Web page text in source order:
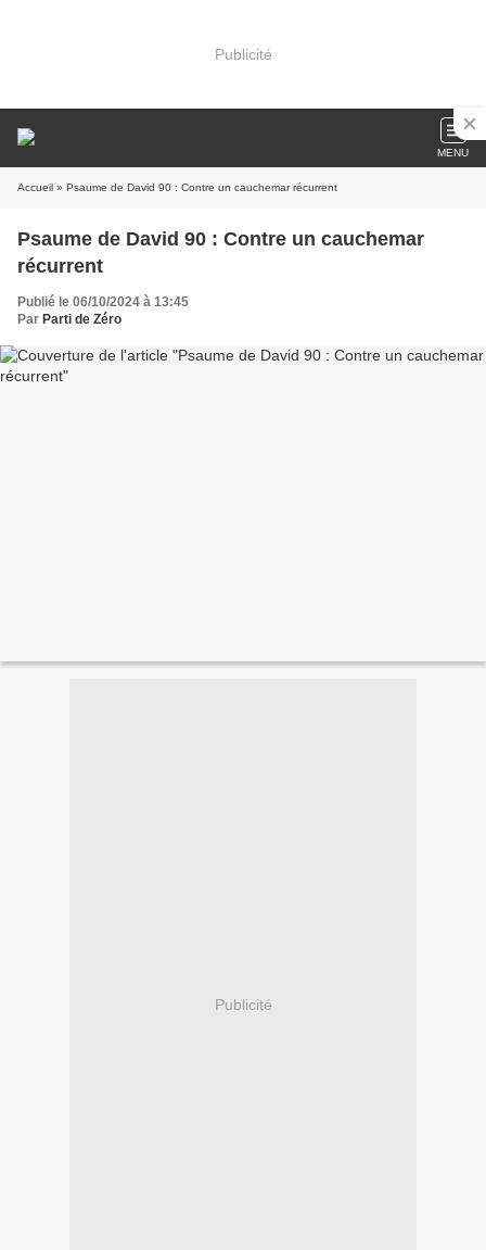
Publicité
MENU
Accueil » Psaume de David 90 : Contre un cauchemar récurrent
Psaume de David 90 : Contre un cauchemar
récurrent
Publié le 06/10/2024 à 13:45
Par Parti de Zéro
Publicité